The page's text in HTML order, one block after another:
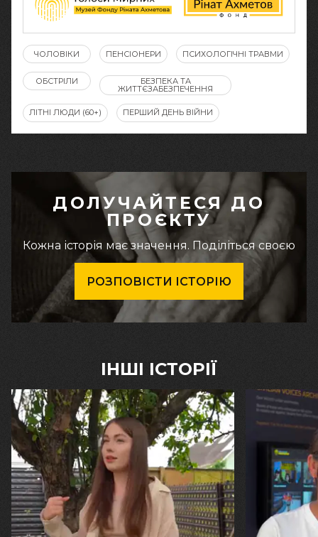
ЧОЛОВІКИ ПЕНСІОНЕРИ ПСИХОЛОГІЧНІ ТРАВМИ
ОБСТРІЛИ БЕЗПЕКА ТА
ЖИТТЄЗАБЕЗПЕЧЕННЯ
ЛІТНІ ЛЮДИ (60+) ПЕРШИЙ ДЕНЬ ВІЙНИ
ДОЛУЧАЙТЕСЯ ДО
ПРОЄКТУ
Кожна історія має значення. Поділіться своєю
РОЗПОВІСТИ ІСТОРІЮ
ІНШІ ІСТОРІЇ
30.07.2026
29.07.2026